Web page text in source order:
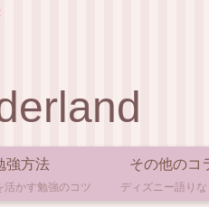
強方法
活かす勉強のコツ
その他のコ
ディズニー語りな